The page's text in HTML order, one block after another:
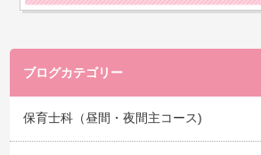
ブログカテゴリー
保育士科（昼間・夜間主コース)